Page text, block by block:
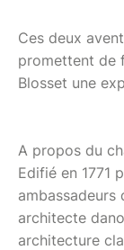
Ces deux
promettent de
Blosset une
A propos du
Edifié en 1771
ambassadeurs
architecte
architecture